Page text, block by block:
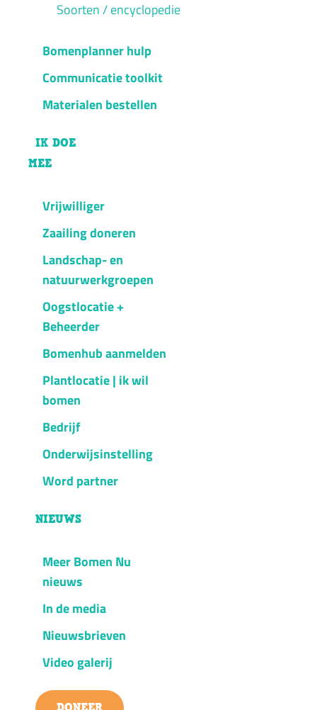
Soorten / encyclopedie
Bomenplanner hulp
Communicatie toolkit
Materialen bestellen
IK DOE
MEE
Vrijwilliger
Zaailing doneren
Landschap- en
natuurwerkgroepen
Oogstlocatie +
Beheerder
Bomenhub aanmelden
Plantlocatie | ik wil
bomen
Bedrijf
Onderwijsinstelling
Word partner
NIEUWS
Meer Bomen Nu
nieuws
In de media
Nieuwsbrieven
Video galerij